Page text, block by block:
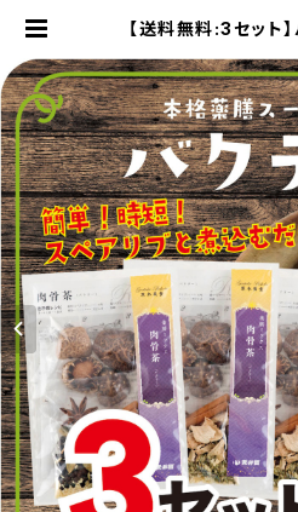
【送料無料:3セット
×3袋 |